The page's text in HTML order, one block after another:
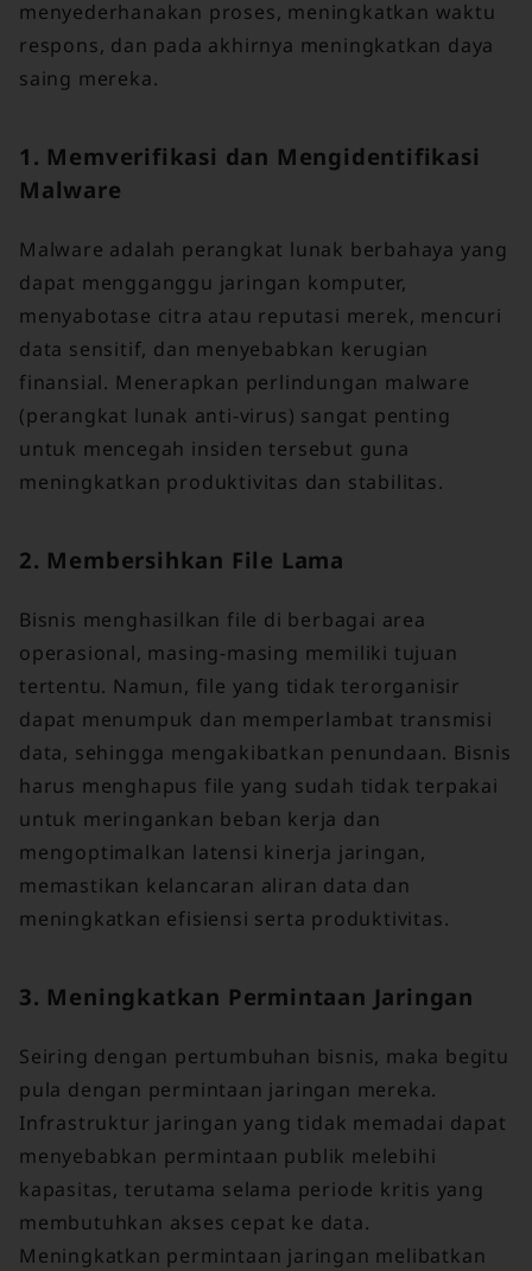
menyederhanakan proses, meningkatkan waktu
respons, dan pada akhirnya meningkatkan daya
saing mereka.
1. Memverifikasi dan Mengidentifikasi
Malware
Malware adalah perangkat lunak berbahaya yang
dapat mengganggu jaringan komputer,
menyabotase citra atau reputasi merek, mencuri
data sensitif, dan menyebabkan kerugian
finansial. Menerapkan perlindungan malware
(perangkat lunak anti-virus) sangat penting
untuk mencegah insiden tersebut guna
meningkatkan produktivitas dan stabilitas.
2. Membersihkan File Lama
Bisnis menghasilkan file di berbagai area
operasional, masing-masing memiliki tujuan
tertentu. Namun, file yang tidak terorganisir
dapat menumpuk dan memperlambat transmisi
data, sehingga mengakibatkan penundaan. Bisnis
harus menghapus file yang sudah tidak terpakai
untuk meringankan beban kerja dan
mengoptimalkan latensi kinerja jaringan,
memastikan kelancaran aliran data dan
meningkatkan efisiensi serta produktivitas.
3. Meningkatkan Permintaan Jaringan
Seiring dengan pertumbuhan bisnis, maka begitu
pula dengan permintaan jaringan mereka.
Infrastruktur jaringan yang tidak memadai dapat
menyebabkan permintaan publik melebihi
kapasitas, terutama selama periode kritis yang
membutuhkan akses cepat ke data.
Meningkatkan permintaan jaringan melibatkan